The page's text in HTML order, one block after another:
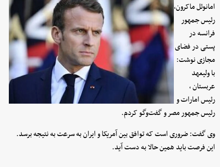
امانوئل ماکرون،
رئیس جمهور
فرانسه در
پستی در فضای
مجازی نوشت:
با ولیعهد
عربستان ،
رئیس امارات و
رئیس جمهور مصر و گفت‌وگو کردم.
وی گفت: ضروری است که توافق بین آمریکا و ایران به سرعت به نتیجه برسد.
این فرصت باید همین حالا به دست آید.